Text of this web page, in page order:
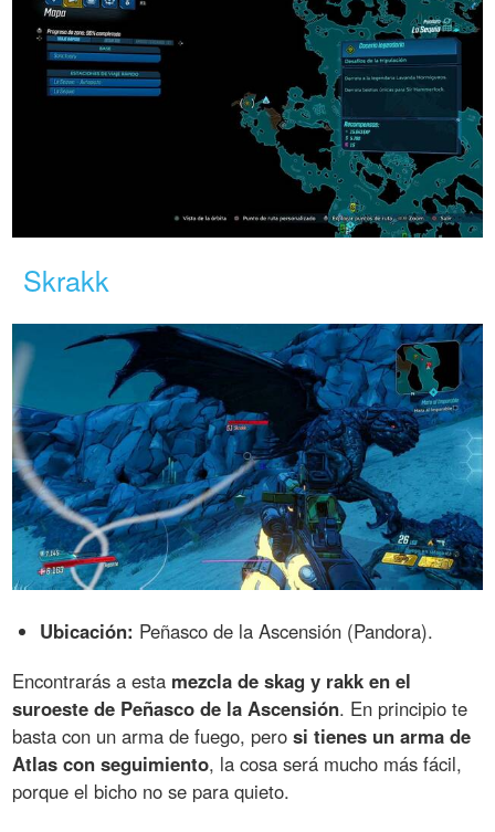
Skrakk
Ubicación: Peñasco de la Ascensión (Pandora).
Encontrarás a esta mezcla de skag y rakk en el
suroeste de Peñasco de la Ascensión. En principio te
basta con un arma de fuego, perosi tienes un arma de
Atlas con seguimiento, la cosa será mucho más fácil,
porque el bicho no se para quieto.